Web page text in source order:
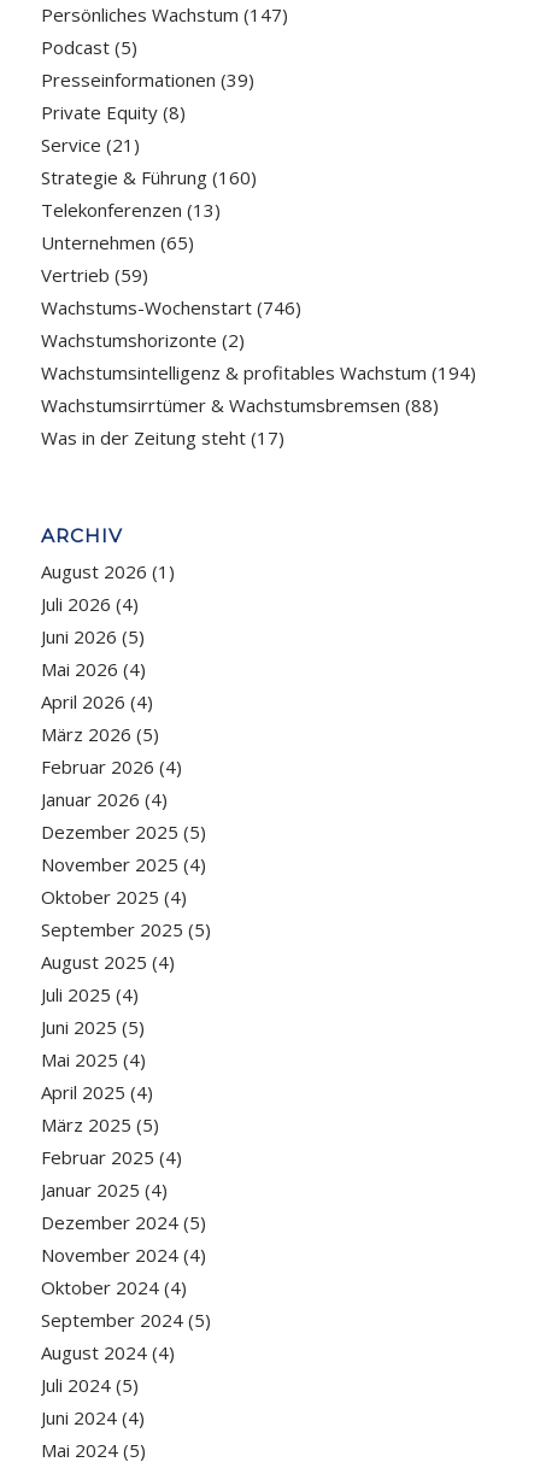
Persönliches Wachstum (147)
Podcast(5)
Presseinformationen (39)
Private Equity(8)
Service (21)
Strategie & Führung(160)
Telekonferenzen (13)
Unternehmen (65)
Vertrieb (59)
Wachstums-Wochenstart(746)
Wachstumshorizonte (2)
Wachstumsintelligenz & profitables Wachstum (194)
Wachstumsirrtümer & Wachstumsbremsen (88)
Was in der Zeitung steht(17)
ARCHIV
August 2026 (1)
Juli 2026 (4)
Juni 2026 (5)
Mai 2026 (4)
April 2026 (4)
März 2026 (5)
Februar 2026 (4)
Januar 2026 (4)
Dezember 2025 (5)
November 2025 (4)
Oktober 2025 (4)
September 2025 (5)
August 2025 (4)
Juli 2025 (4)
Juni 2025 (5)
Mai 2025 (4)
April 2025 (4)
März 2025 (5)
Februar 2025 (4)
Januar 2025 (4)
Dezember 2024(5)
November 2024(4)
Oktober 2024(4)
September 2024(5)
August 2024(4)
Juli 2024(5)
Juni 2024(4)
Mai 2024(5)